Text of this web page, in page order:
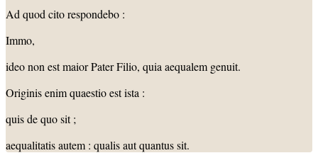
Ad quod cito respondebo :
Immo,
ideo non est maior Pater Filio, quia aequalem genuit.
Originis enim quaestio est ista :
quis de quo sit ;
aequalitatis autem : qualis aut quantus sit.